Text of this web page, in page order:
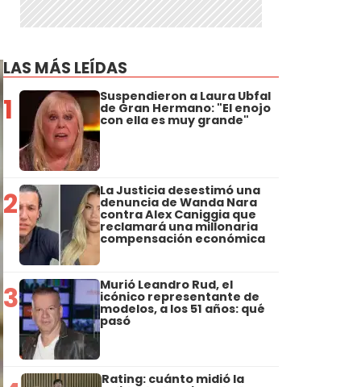
LAS MÁS LEÍDAS
1 Suspendieron a Laura Ubfal
de Gran Hermano: "El enojo
con ella es muy grande"
2 La Justicia desestimó una
denuncia de Wanda Nara
contra Alex Caniggia que
reclamará una millonaria
compensación económica
3 Murió Leandro Rud, el
icónico representante de
modelos, a los 51 años: qué
pasó
Rating: cuánto midió la